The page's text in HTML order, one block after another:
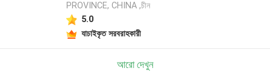
PROVINCE, CHINA ,চীন
5.0
যাচাইকৃত সরবরাহকারী
আরো দেখুন